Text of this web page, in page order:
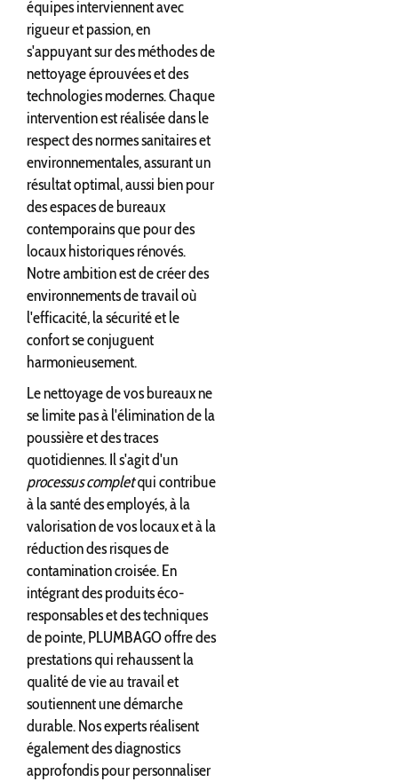
équipes interviennent avec
rigueur et passion, en
s'appuyant sur des méthodes de
nettoyage éprouvées et des
technologies modernes. Chaque
intervention est réalisée dans le
respect des normes sanitaires et
environnementales, assurant un
résultat optimal, aussi bien pour
des espaces de bureaux
contemporains que pour des
locaux historiques rénovés.
Notre ambition est de créer des
environnements de travail où
l'efficacité, la sécurité et le
confort se conjuguent
harmonieusement.
Le nettoyage de vos bureaux ne
se limite pas à l'élimination de la
poussière et des traces
quotidiennes. Il s'agit d'un
processus completqui contribue
à la santé des employés, à la
valorisation de vos locaux et à la
réduction des risques de
contamination croisée. En
intégrant des produits éco-
responsables et des techniques
de pointe, PLUMBAGO offre des
prestations qui rehaussent la
qualité de vie au travail et
soutiennent une démarche
durable. Nos experts réalisent
également des diagnostics
approfondis pour personnaliser